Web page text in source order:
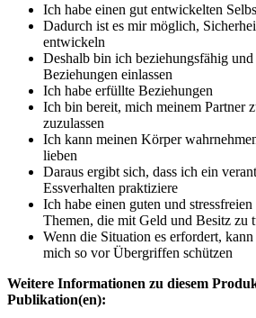
Ich habe einen gut entwickelten
Dadurch ist es mir möglich,
entwickeln
Deshalb bin ich beziehungsfähig
Beziehungen einlassen
Ich habe erfüllte Beziehungen
Ich bin bereit, mich meinem Partner
zuzulassen
Ich kann meinen Körper
lieben
Daraus ergibt sich, dass ich ein
Essverhalten praktiziere
Ich habe einen guten und
Themen, die mit Geld und Besitz zu
Wenn die Situation es erfordert,
mich so vor Übergriffen schützen
Weitere Informationen zu diesem
Publikation(en):